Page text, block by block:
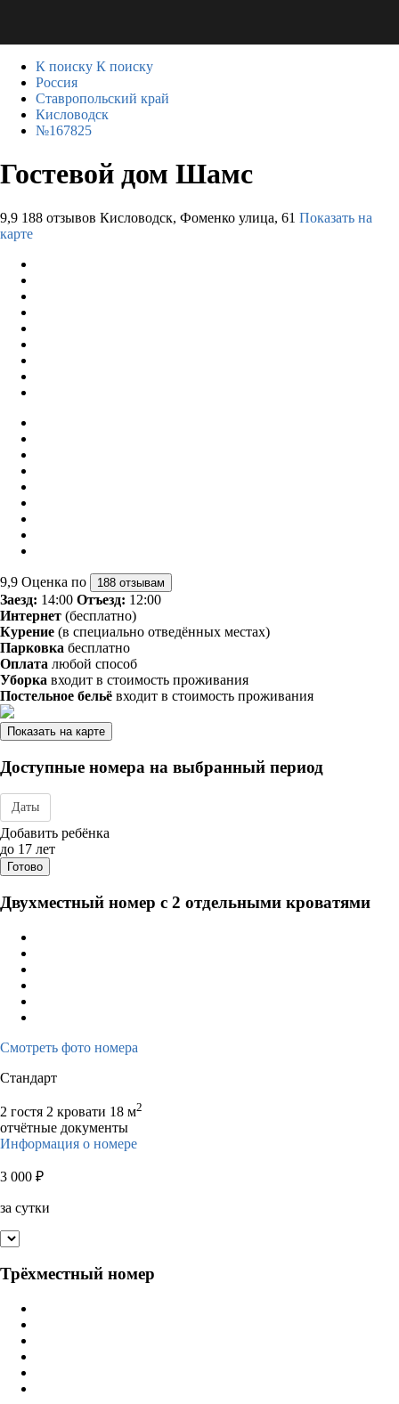
К поиску К поиску
Россия
Ставропольский край
Кисловодск
№167825
Гостевой дом Шамс
9,9 188 отзывов Кисловодск, Фоменко улица, 61 Показать на
карте
9,9 Оценка по 188 отзывам
Заезд: 14:00 Отъезд: 12:00
Интернет (бесплатно)
Курение (в специально отведённых местах)
Парковка бесплатно
Оплата любой способ
Уборка входит в стоимость проживания
Постельное бельё входит в стоимость проживания
Показать на карте
Доступные номера на выбранный период
Даты
Дата заезда - отъезда
Добавить ребёнка
до 17 лет
Готово
Двухместный номер с 2 отдельными кроватями
Смотреть фото номера
Стандарт
2 гостя 2 кровати 18 м2
отчётные документы
Информация о номере
3 000 ₽
за сутки
Трёхместный номер